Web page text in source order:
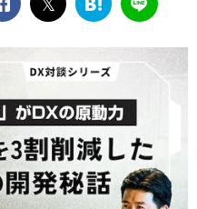
facebook
twitterは
な
ブ
ッ
ク
マ
ー
ク
LINE